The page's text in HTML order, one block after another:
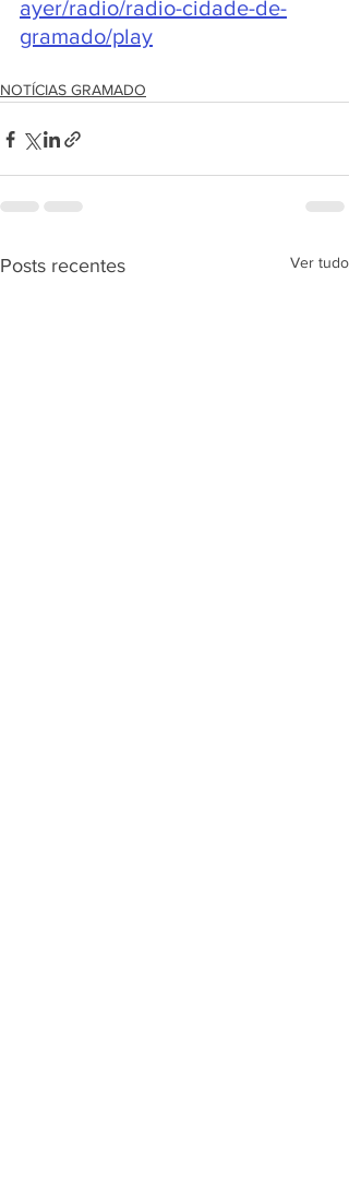
ayer/radio/radio-cidade-de-
gramado/play
NOTÍCIAS GRAMADO
Posts recentes Ver tudo